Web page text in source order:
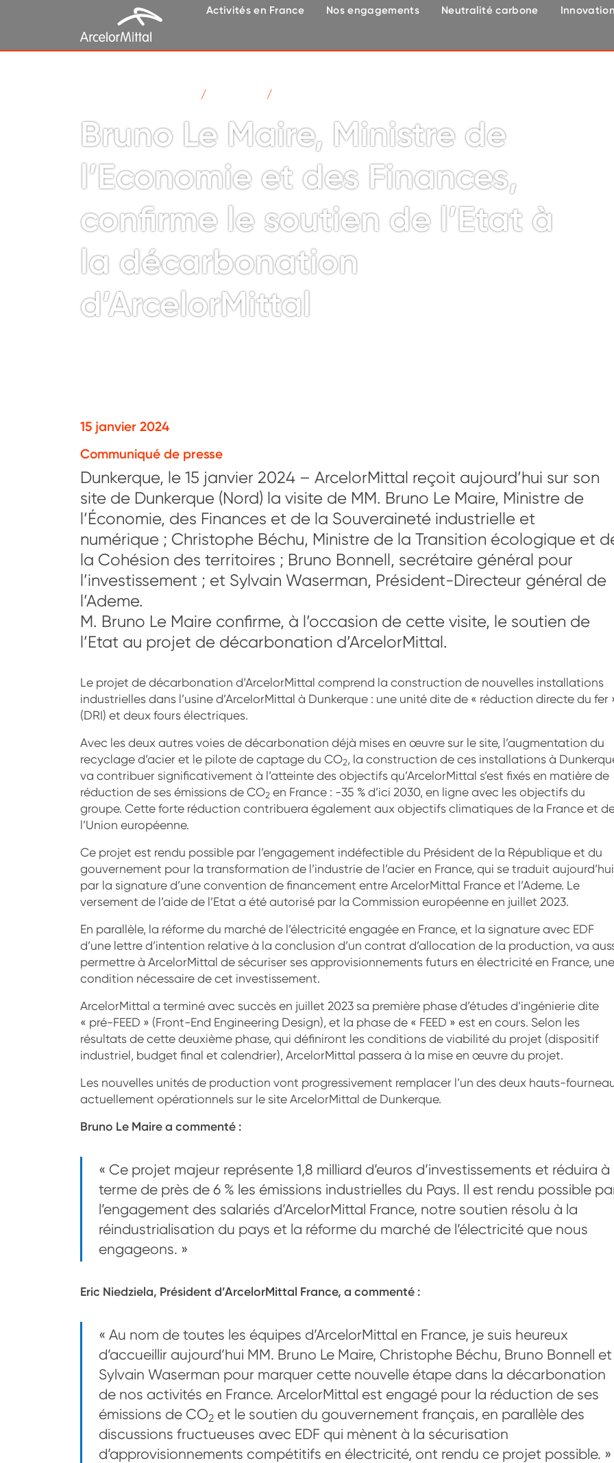
Activités en France Nos engagements Neutralité carbone Innovation
Bruno Le Maire, Ministre de
l’Economie et des Finances,
confirme le soutien de l’Etat à
la décarbonation
d’ArcelorMittal
15 janvier 2024
Communiqué de presse
Dunkerque, le 15 janvier 2024 – ArcelorMittal reçoit aujourd’hui sur son
site de Dunkerque (Nord) la visite de MM. Bruno Le Maire, Ministre de
l’Économie, des Finances et de la Souveraineté industrielle et
numérique ; Christophe Béchu, Ministre de la Transition écologique et
la Cohésion des territoires ; Bruno Bonnell, secrétaire général pour
l’investissement ; et Sylvain Waserman, Président-Directeur général de
l’Ademe.
M. Bruno Le Maire confirme, à l’occasion de cette visite, le soutien de
l’Etat au projet de décarbonation d’ArcelorMittal.
Le projet de décarbonation d’ArcelorMittal comprend la construction de nouvelles installations
industrielles dans l’usine d’ArcelorMittal à Dunkerque : une unité dite de « réduction directe du fer
(DRI) et deux fours électriques.
Avec les deux autres voies de décarbonation déjà mises en œuvre sur le site, l’augmentation du
recyclage d’acier et le pilote de captage du CO2, la construction de ces installations à
va contribuer significativement à l’atteinte des objectifs qu’ArcelorMittal s’est fixés en matière de
réduction de ses émissions de CO2 en France : -35 % d’ici 2030, en ligne avec les objectifs du
groupe. Cette forte réduction contribuera également aux objectifs climatiques de la France et
l’Union européenne.
Ce projet est rendu possible par l’engagement indéfectible du Président de la République et du
gouvernement pour la transformation de l’industrie de l’acier en France, qui se traduit aujourd’hui
par la signature d’une convention de financement entre ArcelorMittal France et l’Ademe. Le
versement de l’aide de l’Etat a été autorisé par la Commission européenne en juillet 2023.
En parallèle, la réforme du marché de l’électricité engagée en France, et la signature avec EDF
d’une lettre d’intention relative à la conclusion d’un contrat d’allocation de la production, va
permettre à ArcelorMittal de sécuriser ses approvisionnements futurs en électricité en France, une
condition nécessaire de cet investissement.
ArcelorMittal a terminé avec succès en juillet 2023 sa première phase d’études d’ingénierie dite
« pré-FEED » (Front-End Engineering Design), et la phase de « FEED » est en cours. Selon les
résultats de cette deuxième phase, qui définiront les conditions de viabilité du projet (dispositif
industriel, budget final et calendrier), ArcelorMittal passera à la mise en œuvre du projet.
Les nouvelles unités de production vont progressivement remplacer l’un des deux hauts-
actuellement opérationnels sur le site ArcelorMittal de Dunkerque.
Bruno Le Maire a commenté :
« Ce projet majeur représente 1,8 milliard d’euros d’investissements et réduira à
terme de près de 6 % les émissions industrielles du Pays. Il est rendu possible
l’engagement des salariés d’ArcelorMittal France, notre soutien résolu à la
réindustrialisation du pays et la réforme du marché de l’électricité que nous
engageons. »
Eric Niedziela, Président d’ArcelorMittal France, a commenté :
« Au nom de toutes les équipes d’ArcelorMittal en France, je suis heureux
d’accueillir aujourd’hui MM. Bruno Le Maire, Christophe Béchu, Bruno Bonnell et
Sylvain Waserman pour marquer cette nouvelle étape dans la décarbonation
de nos activités en France. ArcelorMittal est engagé pour la réduction de ses
émissions de CO2 et le soutien du gouvernement français, en parallèle des
discussions fructueuses avec EDF qui mènent à la sécurisation
d’approvisionnements compétitifs en électricité, ont rendu ce projet possible. »